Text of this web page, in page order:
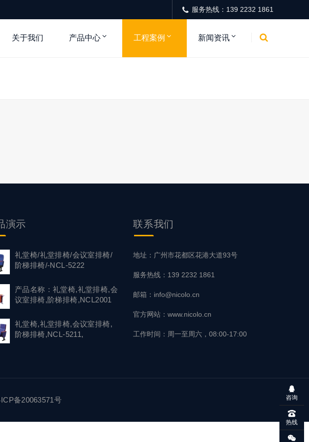
服务热线：139 2232 1861
关于我们 产品中心 工程案例 新闻资讯
演示
礼堂椅/礼堂排椅/会议室排椅/
阶梯排椅/-NCL-5222
产品名称：礼堂椅,礼堂排椅,会
议室排椅,阶梯排椅,NCL2001
礼堂椅,礼堂排椅,会议室排椅,
阶梯排椅,NCL-5211,
联系我们
地址：广州市花都区花港大道93号
服务热线：139 2232 1861
邮箱：info@nicolo.cn
官方网站：www.nicolo.cn
工作时间：周一至周六，08:00-17:00
备20063571号 咨询
热线